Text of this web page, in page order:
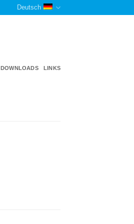
Deutsch
DOWNLOADS LINKS